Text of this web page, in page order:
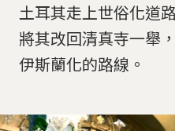
土耳其走上世俗化道
將其改回清真寺一舉
伊斯蘭化的路線。